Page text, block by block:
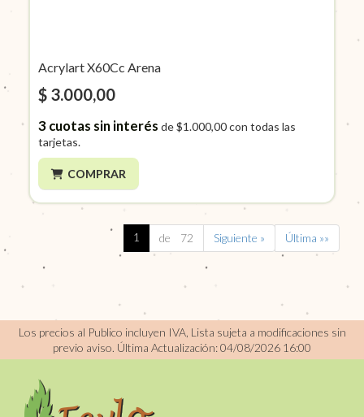
Acrylart X60Cc Arena
$ 3.000,00
3cuotas sin interés de$1.000,00con todas las
tarjetas.
COMPRAR
1 de 72 Siguiente » Última »»
Los precios al Publico incluyen IVA, Lista sujeta a modificaciones sin
previo aviso. Última Actualización: 04/08/2026 16:00